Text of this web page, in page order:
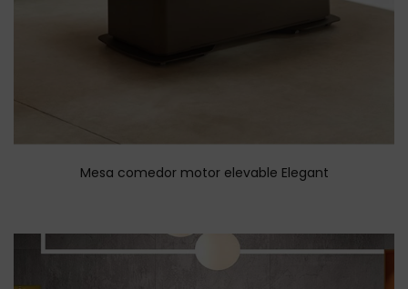
Mesa comedor motor elevable Elegant